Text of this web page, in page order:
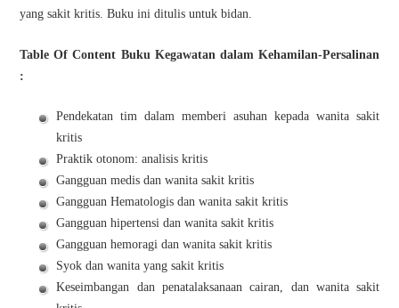
yang sakit kritis. Buku ini ditulis untuk bidan.
Table Of Content Buku Kegawatan dalam Kehamilan-Persalinan
:
Pendekatan tim dalam memberi asuhan kepada wanita sakit
kritis
Praktik otonom: analisis kritis
Gangguan medis dan wanita sakit kritis
Gangguan Hematologis dan wanita sakit kritis
Gangguan hipertensi dan wanita sakit kritis
Gangguan hemoragi dan wanita sakit kritis
Syok dan wanita yang sakit kritis
Keseimbangan dan penatalaksanaan cairan, dan wanita sakit